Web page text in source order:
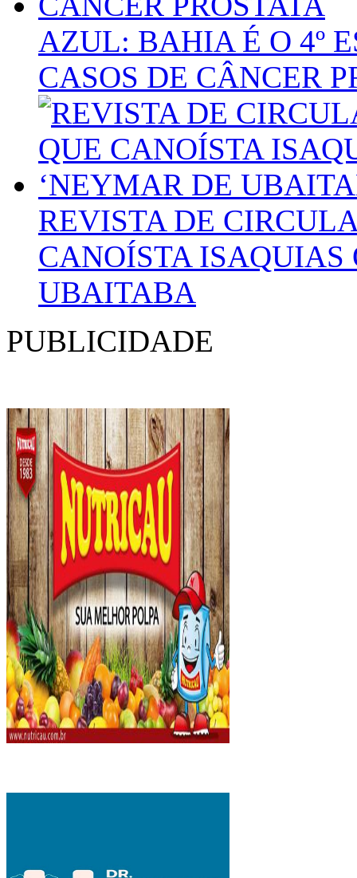
AZUL: BAHIA É O 4º
CASOS DE CÂNCER
REVISTA DE
CANOÍSTA ISAQUIAS
UBAITABA
PUBLICIDADE